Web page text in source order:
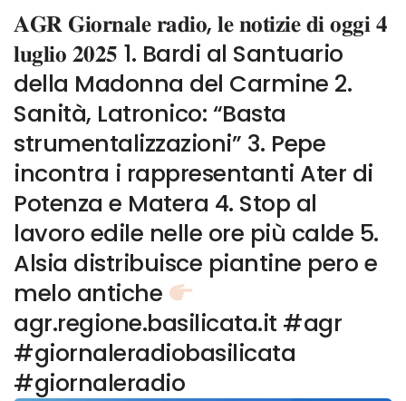
𝐀𝐆𝐑 𝐆𝐢𝐨𝐫𝐧𝐚𝐥𝐞 𝐫𝐚𝐝𝐢𝐨, 𝐥𝐞 𝐧𝐨𝐭𝐢𝐳𝐢𝐞 𝐝𝐢 𝐨𝐠𝐠𝐢 𝟒
𝐥𝐮𝐠𝐥𝐢𝐨 𝟐𝟎𝟐𝟓 1. Bardi al Santuario
della Madonna del Carmine 2.
Sanità, Latronico: “Basta
strumentalizzazioni” 3. Pepe
incontra i rappresentanti Ater di
Potenza e Matera 4. Stop al
lavoro edile nelle ore più calde 5.
Alsia distribuisce piantine pero e
melo antiche
agr.regione.basilicata.it #agr
#giornaleradiobasilicata
#giornaleradio